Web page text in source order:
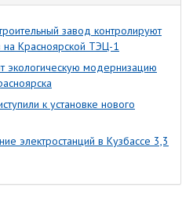
завод контролируют
на Красноярской ТЭЦ-1
экологическую модернизацию
к установке нового
электростанций в Кузбассе 3,3